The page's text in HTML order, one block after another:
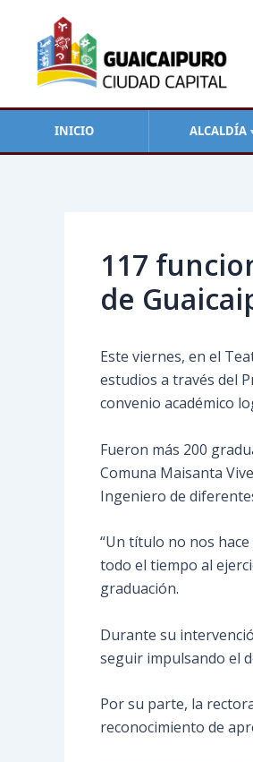
INICIO ALCALDÍA
contenido
117
de
Este viernes, en el
estudios a través del
convenio académico
Fueron más 200
Comuna Maisanta
Ingeniero de
“Un título no nos
todo el tiempo al
graduación.
Durante su
seguir impulsando el
Por su parte, la
reconocimiento de